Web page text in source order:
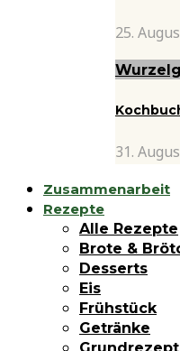
25.
31.
Zusammenarbeit
Rezepte
Alle Rezepte
Brote &
Desserts
Eis
Frühstück
Getränke